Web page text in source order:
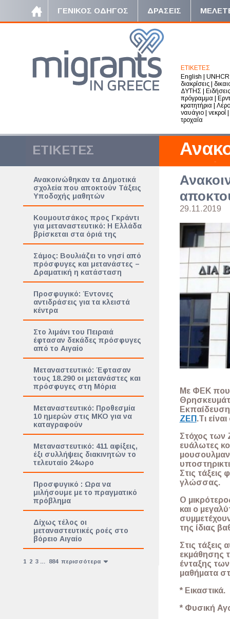
ΓΕΝΙΚΟΣ ΟΔΗΓΟΣ ΔΡΑΣΕΙΣ
ΕΤΙΚΕΤΕΣ
English
UNHCR
διακρίσεις
ΔΥΤΗΣ
Ειδήσεις
πρόγραμμα
κρατητήρια
ναυάγιο
νεκροί
τροχαία
ΕΤΙΚΕΤΕΣ
Ανακοινώθηκαν τα Δημοτικά
σχολεία που αποκτούν Τάξεις
Υποδοχής μαθητών
Κουμουτσάκος προς Γκράντι
για μεταναστευτικό: Η Ελλάδα
βρίσκεται στα όριά της
Σάμος: Βουλιάζει το νησί από
πρόσφυγες και μετανάστες –
Δραματική η κατάσταση
Προσφυγικό: Έντονες
αντιδράσεις για τα κλειστά
κέντρα
Στο λιμάνι του Πειραιά
έφτασαν δεκάδες πρόσφυγες
από το Αιγαίο
Μεταναστευτικό: Έφτασαν
τους 18.290 οι μετανάστες και
πρόσφυγες στη Μόρια
Μεταναστευτικό: Προθεσμία
10 ημερών στις ΜΚΟ για να
καταγραφούν
Μεταναστευτικό: 411 αφίξεις,
έξι συλλήψεις διακινητών το
τελευταίο 24ωρο
Προσφυγικό : Ωρα να
μιλήσουμε με το πραγματικό
πρόβλημα
Δίχως τέλος οι
μεταναστευτικές ροές στο
βόρειο Αιγαίο
1 2 3 884 περισσότερα
29.11.2019
Με ΦΕΚ που
ΖΕΠ .Τι
Στόχος των
ευάλωτες
Στις τάξεις
γλώσσας.
Ο
και ο
της ίδιας
Στις
εκμάθησης
ένταξης
μαθήματα
* Εικαστικά.
* Φυσική